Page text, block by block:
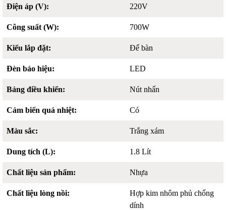
Điện áp (V): 220V
Công suất (W): 700W
Kiểu lắp đặt: Để bàn
Đèn báo hiệu: LED
Bảng điều khiển: Nút nhấn
Cảm biến quá nhiệt: Có
Màu sắc: Trắng xám
Dung tích (L): 1.8 Lít
Chất liệu sản phẩm: Nhựa
Chất liệu lòng nồi:
Hợp kim nhôm phủ chống
dính